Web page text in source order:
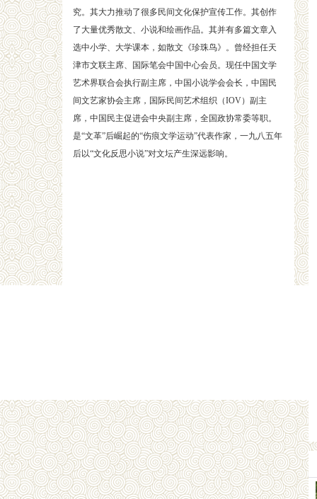
究。其大力推动了很多民间文化保护宣传工作。其创作
了大量优秀散文、小说和绘画作品。其并有多篇文章入
选中小学、大学课本，如散文《珍珠鸟》。曾经担任天
津市文联主席、国际笔会中国中心会员。现任中国文学
艺术界联合会执行副主席，中国小说学会会长，中国民
间文艺家协会主席，国际民间艺术组织（IOV）副主
席，中国民主促进会中央副主席，全国政协常委等职。
是“文革”后崛起的“伤痕文学运动”代表作家，一九八五年
后以“文化反思小说”对文坛产生深远影响。